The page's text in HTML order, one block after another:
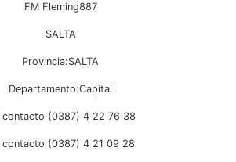
FM Fleming887
SALTA
Provincia:SALTA
Departamento:Capital
contacto (0387) 4 22 76 38
contacto (0387) 4 21 09 28